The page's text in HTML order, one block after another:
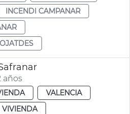
INCENDI CAMPANAR
años
VALENCIA
VIVIENDA